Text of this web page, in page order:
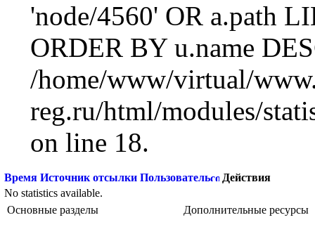
'node/4560' OR a.path
ORDER BY u.name
/home/www/virtual/
reg.ru/html/modules/
on line 18.
Время Источник отсылки Пользователь
Действия
No statistics available.
Основные разделы
Дополнительные ресурсы